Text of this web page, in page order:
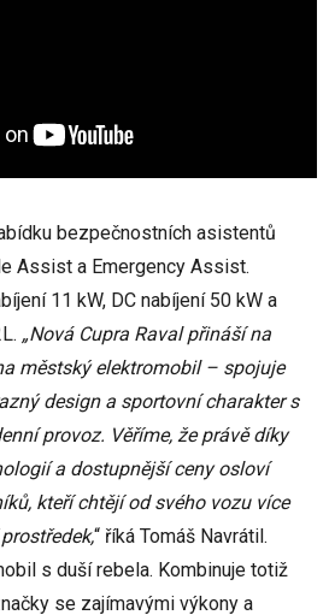
bezpečnostních asistentů
Assist a Emergency Assist.
11 kW, DC nabíjení 50 kW a
„Nová Cupra Raval přináší na
městský elektromobil – spojuje
design a sportovní charakter s
provoz. Věříme, že právě díky
a dostupnější ceny osloví
kteří chtějí od svého vozu více
“ říká Tomáš Navrátil.
s duší rebela. Kombinuje totiž
se zajímavými výkony a